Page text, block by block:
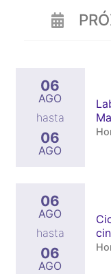
06
AGO
hasta
06
AGO
06
AGO
hasta
06
AGO